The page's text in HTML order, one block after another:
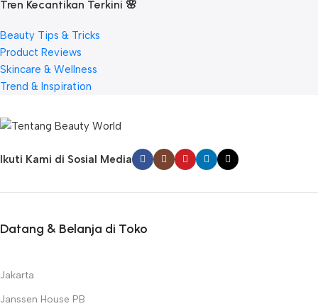
Tren Kecantikan Terkini 🌸
Beauty Tips & Tricks
Product Reviews
Skincare & Wellness
Trend & Inspiration
Ikuti Kami di Sosial Media
Datang & Belanja di Toko
Jakarta
Janssen House PB